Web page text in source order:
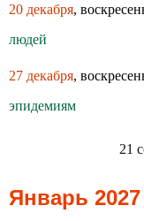
20 декабря,
людей
27 декабря,
эпидемиям
21
Январь 2027